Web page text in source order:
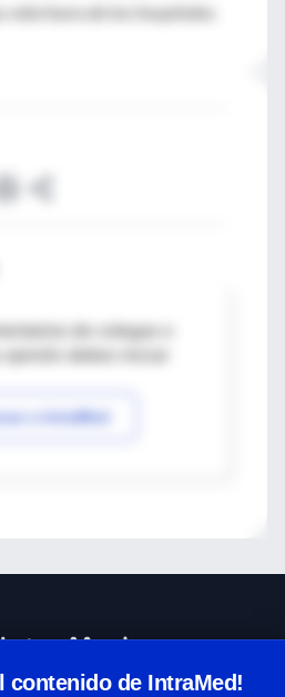
vida fuera de los hospitales.
de colegas o
a IntraMed
contenido de IntraMed!